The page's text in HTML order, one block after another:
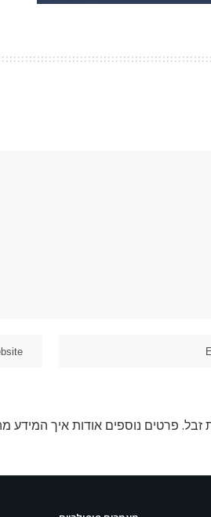
פרטים נוספים אודות איך המידע